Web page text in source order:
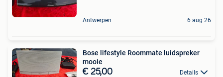
Antwerpen 6 aug 26
Bose lifestyle Roommate luidspreker
mooie
€ 25,00 Details